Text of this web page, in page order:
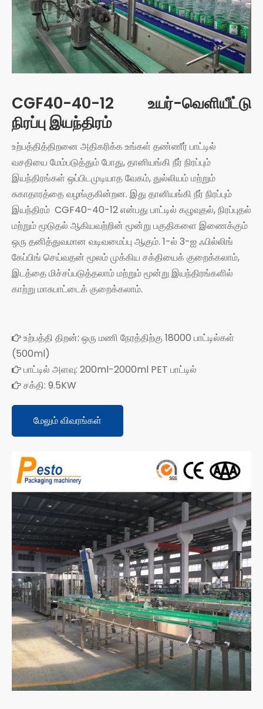
CGF40-40-12 உயர்-வெளியீட்டு
நிரப்பு இயந்திரம்
உற்பத்தித்திறனை அதிகரிக்க உங்கள் தண்ணீர் பாட்டில்
வசதியை மேம்படுத்தும் போது, ​​தானியங்கி நீர் நிரப்பும்
இயந்திரங்கள் ஒப்பிடமுடியாத வேகம், துல்லியம் மற்றும்
சுகாதாரத்தை வழங்குகின்றன. இது தானியங்கி நீர் நிரப்பும்
இயந்திரம் CGF40-40-12 என்பது பாட்டில் கழுவுதல், நிரப்புதல்
மற்றும் மூடுதல் ஆகியவற்றின் மூன்று பகுதிகளை இணைக்கும்
ஒரு தனித்துவமான வடிவமைப்பு ஆகும். 1-ல் 3-ஐ ஃபில்லிங்
கேப்பிங் செய்வதன் மூலம் முக்கிய சக்தியைக் குறைக்கலாம்,
இடத்தை மிச்சப்படுத்தலாம் மற்றும் மூன்று இயந்திரங்களில்
காற்று மாசுபாட்டைக் குறைக்கலாம்.
 உற்பத்தி திறன்: ஒரு மணி நேரத்திற்கு 18000 பாட்டில்கள்
(500ml)
 பாட்டில் அளவு: 200ml-2000ml PET பாட்டில்
 சக்தி: 9.5KW
மேலும் விவரங்கள்